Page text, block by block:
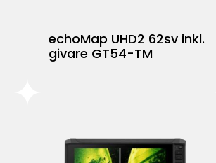
echoMap UHD2 62sv inkl.
givare GT54-TM